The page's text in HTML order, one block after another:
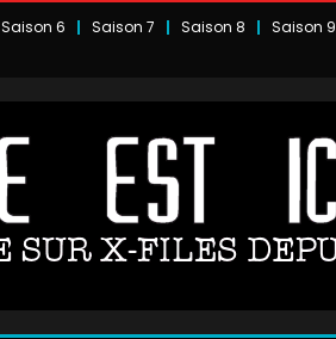
Saison 6 Saison 7 Saison 8 Saison 9